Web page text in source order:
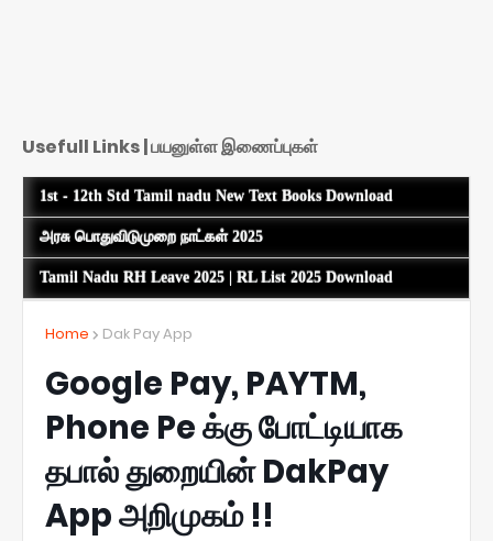
Usefull Links | பயனுள்ள இணைப்புகள்
1st - 12th Std Tamil nadu New Text Books Download
அரசு பொதுவிடுமுறை நாட்கள் 2025
Tamil Nadu RH Leave 2025 | RL List 2025 Download
Home Dak Pay App
Google Pay, PAYTM,
Phone Pe க்கு போட்டியாக
தபால் துறையின் DakPay
App அறிமுகம் !!